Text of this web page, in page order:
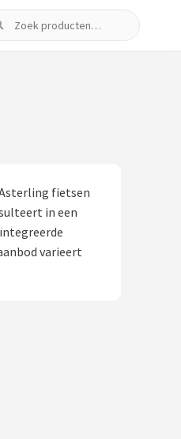
fietsen
in een
varieert